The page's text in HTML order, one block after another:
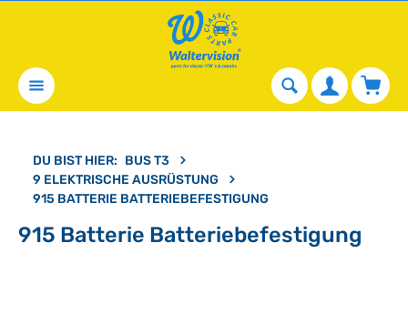
DU BIST HIER: BUS T3
9 ELEKTRISCHE AUSRÜSTUNG
915 BATTERIE BATTERIEBEFESTIGUNG
915 Batterie Batteriebefestigung